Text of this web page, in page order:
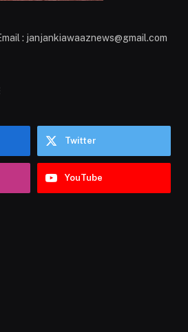
: janjankiawaaznews@gmail.com
Twitter
YouTube